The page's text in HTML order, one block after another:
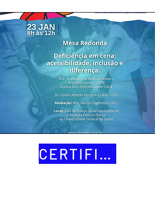
CERTIFICADOS